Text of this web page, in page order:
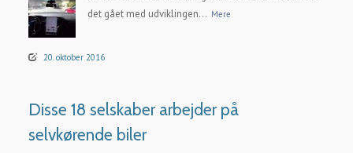
det gået med udviklingen... Mere
20. oktober 2016
Disse 18 selskaber arbejder på
selvkørende biler